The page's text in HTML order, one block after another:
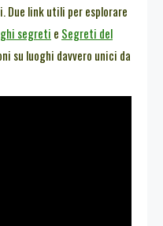
link utili per esplorare
segreti e Segreti del
su luoghi davvero unici da